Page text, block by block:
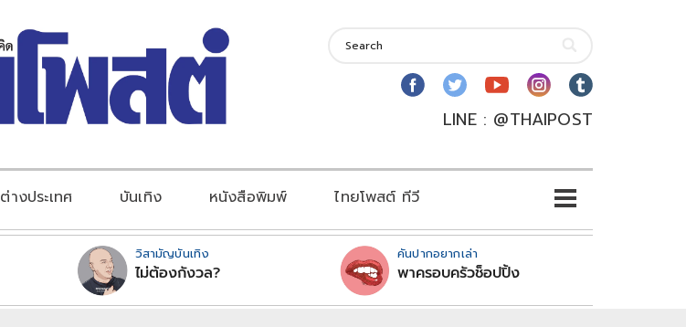
LINE : @THAIPOST
ต่างประเทศ บันเทิง หนังสือพิมพ์ ไทยโพสต์ ทีวี
วิสามัญบันเทิง
ไม่ต้องกังวล?
คันปากอยากเล่า
พาครอบครัวช็อปปิ้ง